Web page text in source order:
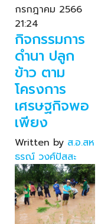
กรกฎาคม 2566
21:24
กิจกรรมการ
ดำนา ปลูก
ข้าว ตาม
โครงการ
เศรษฐกิจพอ
เพียง
Written by ส.อ.สห
ธรณ์ วงศ์ปัสสะ